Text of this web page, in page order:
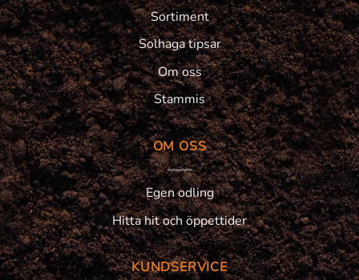
Sortiment
Solhaga tipsar
Om oss
Stammis
OM OSS
Egen odling
Hitta hit och öppettider
KUNDSERVICE